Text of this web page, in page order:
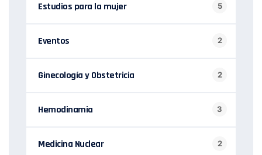
Estudios para la mujer 5
Eventos 2
Ginecología y Obstetricia 2
Hemodinamia 3
Medicina Nuclear 2